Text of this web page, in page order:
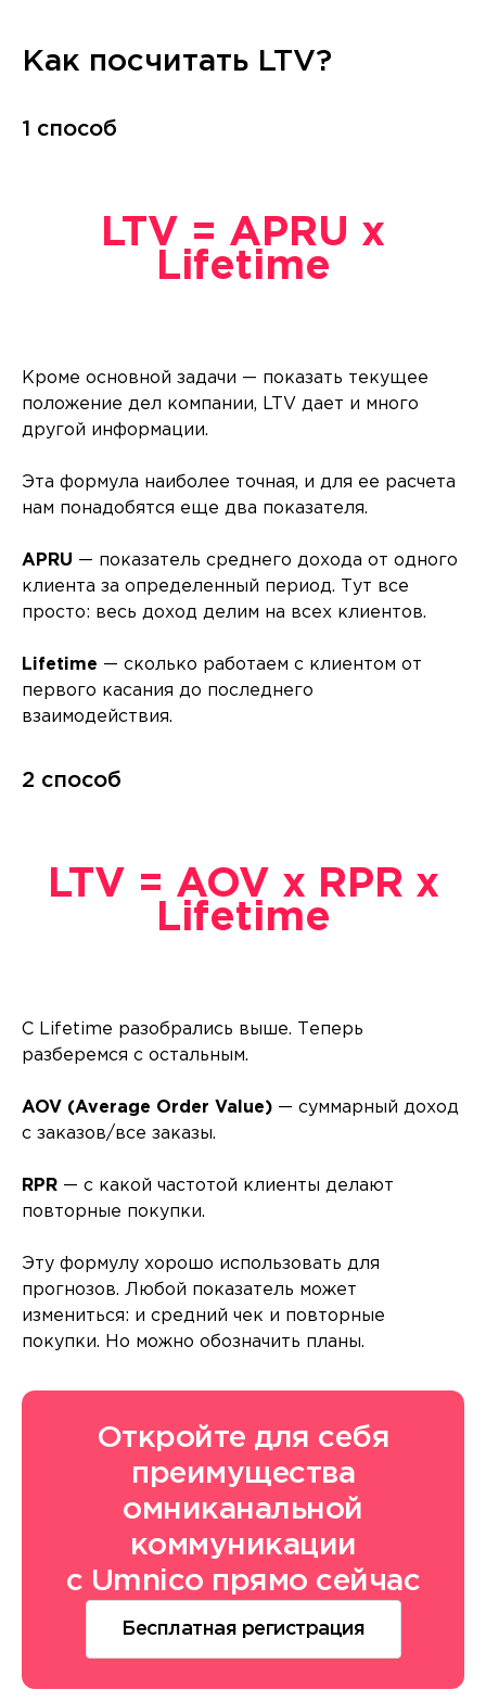
Как посчитать LTV?
1 способ
LTV = APRU х
Lifetime
Кроме основной задачи — показать текущее
положение дел компании, LTV дает и много
другой информации.
Эта формула наиболее точная, и для ее расчета
нам понадобятся еще два показателя.
APRU — показатель среднего дохода от одного
клиента за определенный период. Тут все
просто: весь доход делим на всех клиентов.
Lifetime — сколько работаем с клиентом от
первого касания до последнего
взаимодействия.
2 способ
LTV = AOV х RPR х
Lifetime
С Lifetime разобрались выше. Теперь
разберемся с остальным.
AOV (Average Order Value) — суммарный доход
с заказов/все заказы.
RPR — с какой частотой клиенты делают
повторные покупки.
Эту формулу хорошо использовать для
прогнозов. Любой показатель может
измениться: и средний чек и повторные
покупки. Но можно обозначить планы.
Откройте для себя
преимущества
омниканальной
коммуникации
с Umnico прямо сейчас
Бесплатная регистрация